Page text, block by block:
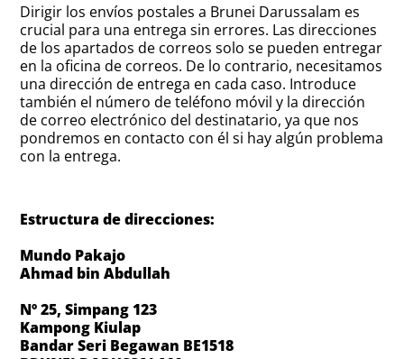
Dirigir los envíos postales a Brunei Darussalam es
crucial para una entrega sin errores. Las direcciones
de los apartados de correos solo se pueden entregar
en la oficina de correos. De lo contrario, necesitamos
una dirección de entrega en cada caso. Introduce
también el número de teléfono móvil y la dirección
de correo electrónico del destinatario, ya que nos
pondremos en contacto con él si hay algún problema
con la entrega.
Estructura de direcciones:
Mundo Pakajo
Ahmad bin Abdullah
Nº 25, Simpang 123
Kampong Kiulap
Bandar Seri Begawan BE1518